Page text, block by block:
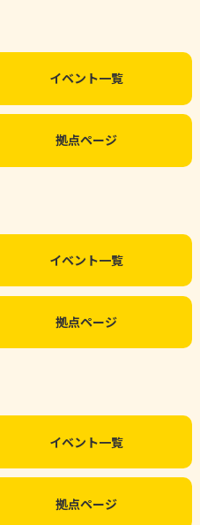
イベント一覧
拠点ページ
イベント一覧
拠点ページ
イベント一覧
拠点ページ